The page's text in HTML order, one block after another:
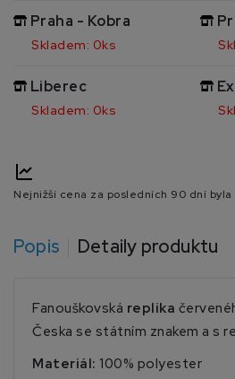
Praha - Kobra
Skladem: 0ks
Liberec
Skladem: 0ks
Nejnižší cena za posledních 90 dní byla
Popis Detaily produktu
Fanouškovská replika
Česka se státním znakem a s
Materiál: 100% polyester